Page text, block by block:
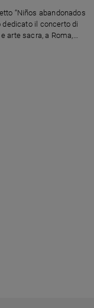
“Niños abandonados
dedicato il concerto di
arte sacra, a Roma,
(Giappone). La